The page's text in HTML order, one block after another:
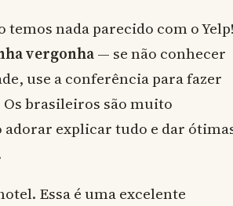
nada parecido com o
vergonha— se não conhecer
use a conferência para fazer
Os brasileiros são muito
adorar explicar tudo e dar
Essa é uma excelente